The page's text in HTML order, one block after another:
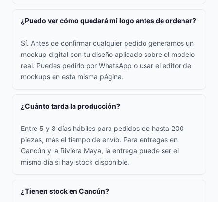
¿Puedo ver cómo quedará mi logo antes de ordenar?
Sí. Antes de confirmar cualquier pedido generamos un
mockup digital con tu diseño aplicado sobre el modelo
real. Puedes pedirlo por WhatsApp o usar el editor de
mockups en esta misma página.
¿Cuánto tarda la producción?
Entre 5 y 8 días hábiles para pedidos de hasta 200
piezas, más el tiempo de envío. Para entregas en
Cancún y la Riviera Maya, la entrega puede ser el
mismo día si hay stock disponible.
¿Tienen stock en Cancún?